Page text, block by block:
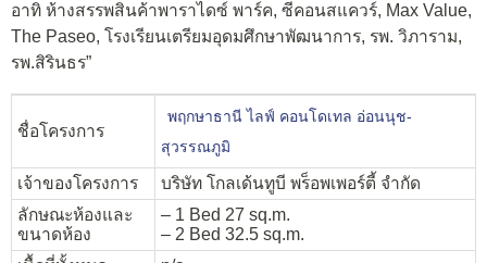
อาทิ ห้างสรรพสินค้าพาราไดซ์ พาร์ค, ซีคอนสแควร์, Max Value,
The Paseo, โรงเรียนเตรียมอุดมศึกษาพัฒนาการ, รพ. วิภาราม,
รพ.สิรินธร”
ชื่อโครงการ
พฤกษาธานี ไลฟ์ คอนโดเทล อ่อนนุช-
สุวรรณภูมิ
เจ้าของโครงการ
บริษัท โกลเด้นทูบี พร็อพเพอร์ตี้ จำกัด
ลักษณะห้องและ
ขนาดห้อง
– 1 Bed 27 sq.m.
– 2 Bed 32.5 sq.m.